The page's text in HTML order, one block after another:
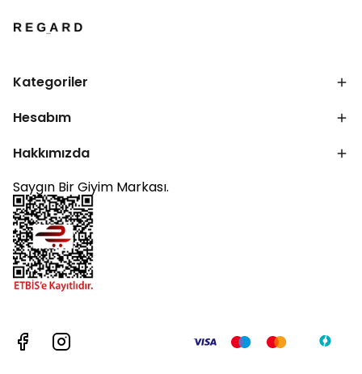
Kategoriler
Hesabım
Hakkımızda
Saygın Bir Giyim Markası.